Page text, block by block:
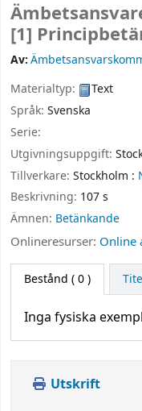
[1]
Av:
Materialtyp:
Text
Språk: Svenska
Serie:
Utgivningsuppgift:
Tillverkare: Stockholm :
Beskrivning: 107 s
Ämnen: Betänkande
Onlineresurser: Online
Bestånd ( 0 )
Inga fysiska
Utskrift